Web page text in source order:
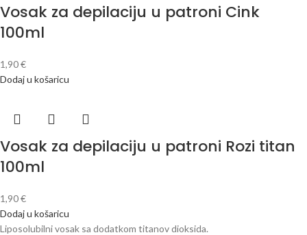
Vosak za depilaciju u patroni Cink
100ml
1,90€
Dodaj u košaricu
Vosak za depilaciju u patroni Rozi titan
100ml
1,90€
Dodaj u košaricu
Liposolubilni vosak sa dodatkom titanov dioksida.